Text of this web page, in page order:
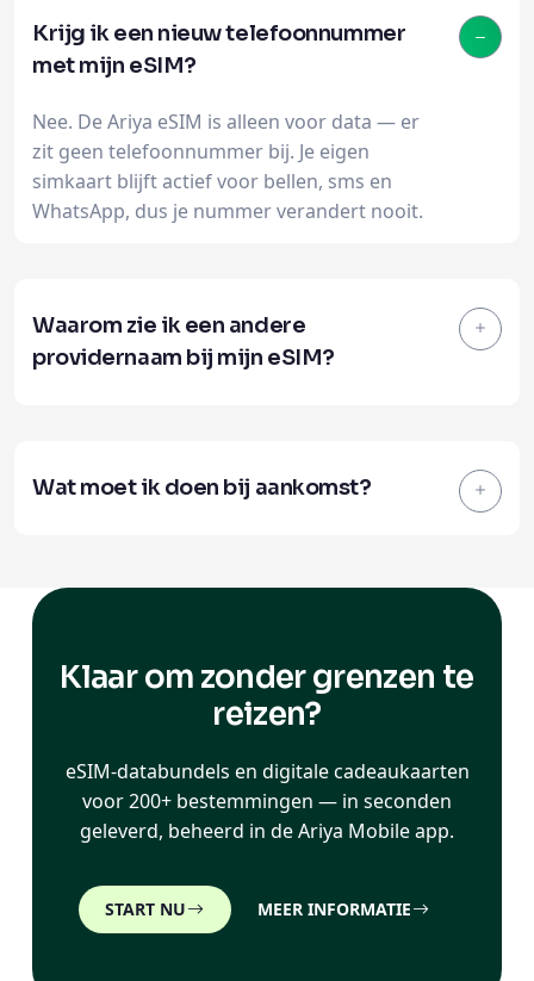
Krijg ik een nieuw telefoonnummer
met mijn eSIM?
Nee. De Ariya eSIM is alleen voor data — er
zit geen telefoonnummer bij. Je eigen
simkaart blijft actief voor bellen, sms en
WhatsApp, dus je nummer verandert nooit.
Waarom zie ik een andere
providernaam bij mijn eSIM?
Wat moet ik doen bij aankomst?
Klaar om zonder grenzen te
reizen?
eSIM-databundels en digitale cadeaukaarten
voor 200+ bestemmingen — in seconden
geleverd, beheerd in de Ariya Mobile app.
START NU MEER INFORMATIE